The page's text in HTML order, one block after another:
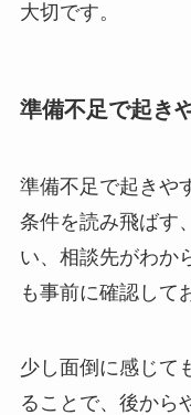
大切です。
準備不足で起き
準備不足で起きや
条件を読み飛ばす
い、相談先がわか
も事前に確認して
少し面倒に感じて
ることで、後から